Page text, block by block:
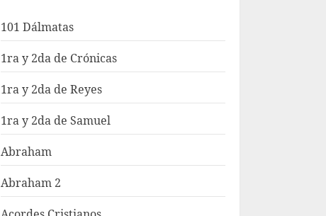
101 Dálmatas
1ra y 2da de Crónicas
1ra y 2da de Reyes
1ra y 2da de Samuel
Abraham
Abraham 2